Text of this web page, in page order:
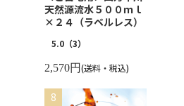
天然源流水５００ｍｌ
×２４（ラベルレス）
5.0 （3）
2,570円(送料・税込)